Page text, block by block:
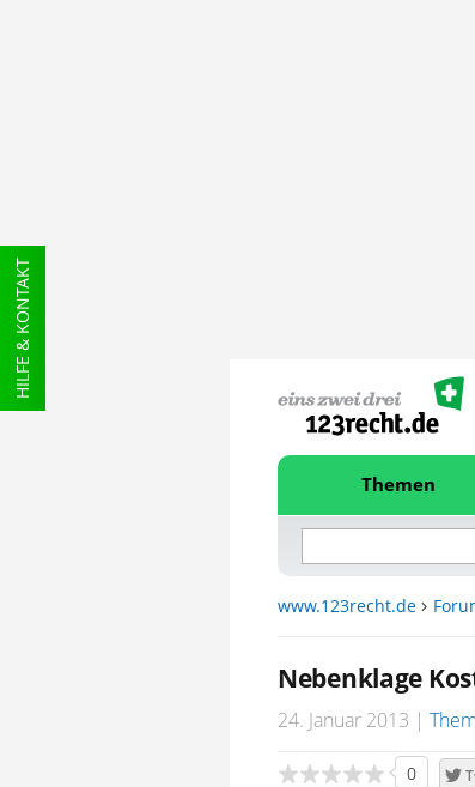
HILFE & KONTAKT
Themen
www.123recht.de
Nebenklage
24. Januar 2013
0